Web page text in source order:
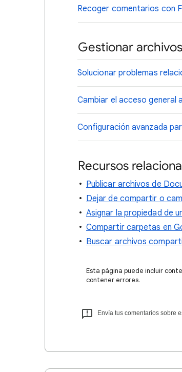
Recoger comentarios con
Gestionar
Solucionar problemas
Cambiar el acceso general
Configuración avanzada
Recursos
Publicar archivos de
Dejar de compartir o
Asignar la propiedad de
Compartir carpetas en
Buscar archivos
Esta página puede incluir
contener errores.
Envía tus comentarios sobre